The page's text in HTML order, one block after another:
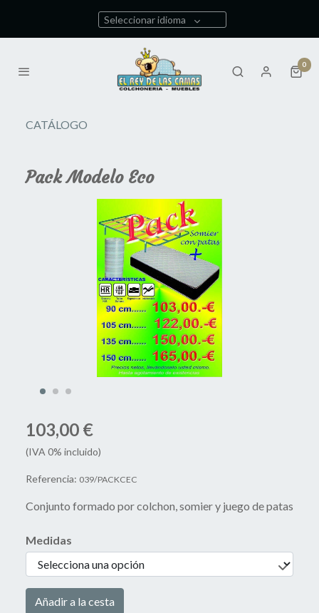
Seleccionar idioma
0
CATÁLOGO
Pack Modelo Eco
103,00 €
(IVA 0% incluido)
Referencia: 039/PACKCEC
Conjunto formado por colchon, somier y juego de patas
Medidas
Añadir a la cesta